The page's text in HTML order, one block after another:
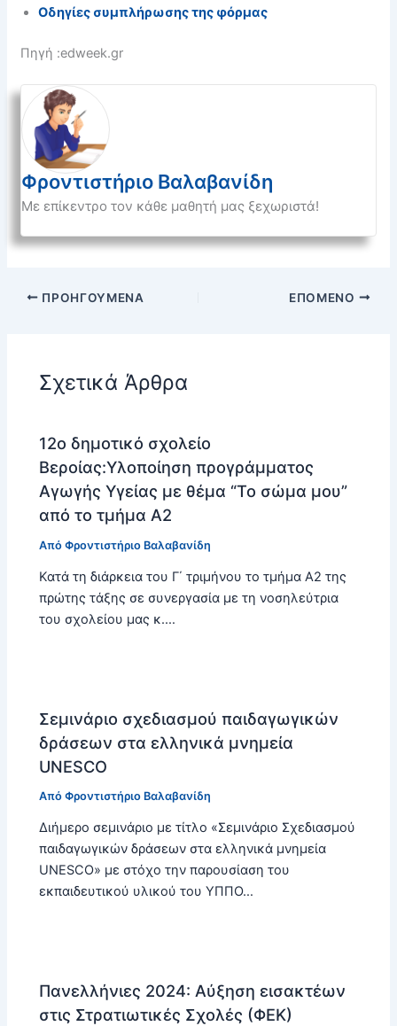
Οδηγίες συμπλήρωσης της φόρμας
Πηγή :edweek.gr
Φροντιστήριο Βαλαβανίδη
Με επίκεντρο τον κάθε μαθητή μας ξεχωριστά!
ΠΡΟΗΓΟΎΜΕΝΑ ΕΠΌΜΕΝΟ
Σχετικά Άρθρα
12ο δημοτικό σχολείο
Βεροίας:Υλοποίηση προγράμματος
Αγωγής Υγείας με θέμα “Το σώμα μου”
από το τμήμα Α2
ΑπόΦροντιστήριο Βαλαβανίδη
Κατά τη διάρκεια του Γ΄ τριμήνου το τμήμα Α2 της
πρώτης τάξης σε συνεργασία με τη νοσηλεύτρια
του σχολείου μας κ.…
Σεμινάριο σχεδιασμού παιδαγωγικών
δράσεων στα ελληνικά μνημεία
UNESCO
ΑπόΦροντιστήριο Βαλαβανίδη
Διήμερο σεμινάριο με τίτλο «Σεμινάριο Σχεδιασμού
παιδαγωγικών δράσεων στα ελληνικά μνημεία
UNESCO» με στόχο την παρουσίαση του
εκπαιδευτικού υλικού του ΥΠΠΟ…
Πανελλήνιες 2024: Αύξηση εισακτέων
στις Στρατιωτικές Σχολές (ΦΕΚ)